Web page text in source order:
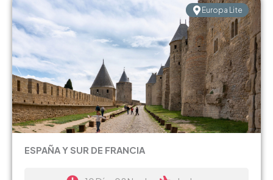
Europa Lite
ESPAÑA Y SUR DE FRANCIA